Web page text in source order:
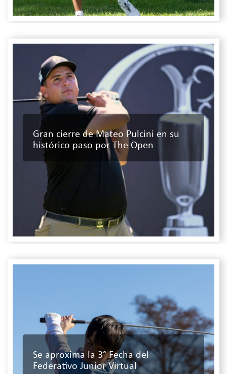
Gran cierre de Mateo Pulcini en su
histórico paso por The Open
Se aproxima la 3° Fecha del
Federativo Junior Virtual